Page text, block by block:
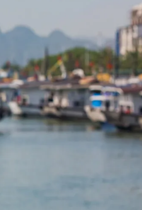
ハンガリー
フィンランド
エストニア
クロアチア
ルーマニア
フェロー諸島